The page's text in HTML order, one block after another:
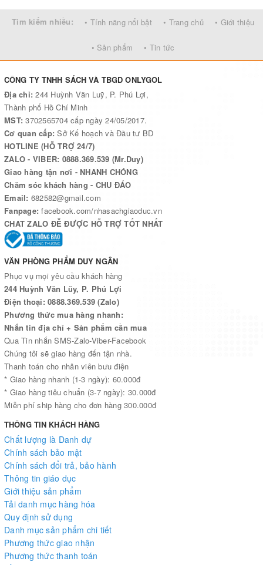
Tìm kiếm nhiều: • Tính năng nổi bật • Trang chủ • Giới thiệu
• Sản phẩm • Tin tức
CÔNG TY TNHH SÁCH VÀ TBGD ONLYGOL
Địa chỉ:244 Huỳnh Văn Luỹ, P. Phú Lợi,
Thành phố Hồ Chí Minh
MST:3702565704 cấp ngày 24/05/2017.
Cơ quan cấp:Sở Kế hoạch và Đầu tư BD
HOTLINE (HỖ TRỢ 24/7)
ZALO - VIBER: 0888.369.539 (Mr.Duy)
Giao hàng tận nơi - NHANH CHÓNG
Chăm sóc khách hàng - CHU ĐÁO
Email: 682582@gmail.com
Fanpage:facebook.com/nhasachgiaoduc.vn
CHAT ZALO ĐỄ ĐƯỢC HỖ TRỢ TỐT NHẤT
VĂN PHÒNG PHẨM DUY NGÂN
Phục vụ mọi yêu cầu khách hàng
244 Huỳnh Văn Lũy, P. Phú Lợi
Điện thoại: 0888.369.539 (Zalo)
Phương thức mua hàng nhanh:
Nhắn tin địa chỉ + Sản phẩm cần mua
Qua Tin nhắn SMS-Zalo-Viber-Facebook
Chúng tôi sẽ giao hàng đến tận nhà.
Thanh toán cho nhân viên bưu điện
* Giao hàng nhanh (1-3 ngày): 60.000đ
* Giao hàng tiêu chuẩn (3-7 ngày): 30.000đ
Miễn phí ship hàng cho đơn hàng 300.000đ
THÔNG TIN KHÁCH HÀNG
Chất lượng là Danh dự
Chính sách bảo mật
Chính sách đổi trả, bảo hành
Thông tin giáo dục
Giới thiệu sản phẩm
Tải danh mục hàng hóa
Quy định sử dụng
Danh mục sản phẩm chi tiết
Phương thức giao nhận
Phương thức thanh toán